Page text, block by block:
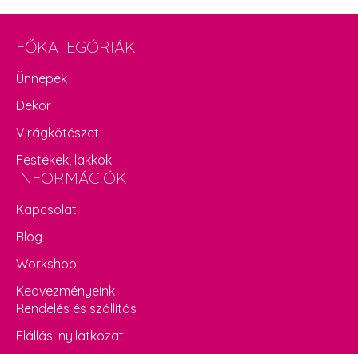
FŐKATEGÓRIÁK
Ünnepek
Dekor
Virágkötészet
Festékek, lakkok
INFORMÁCIÓK
Kapcsolat
Blog
Workshop
Kedvezményeink
Rendelés és szállítás
Elállási nyilatkozat